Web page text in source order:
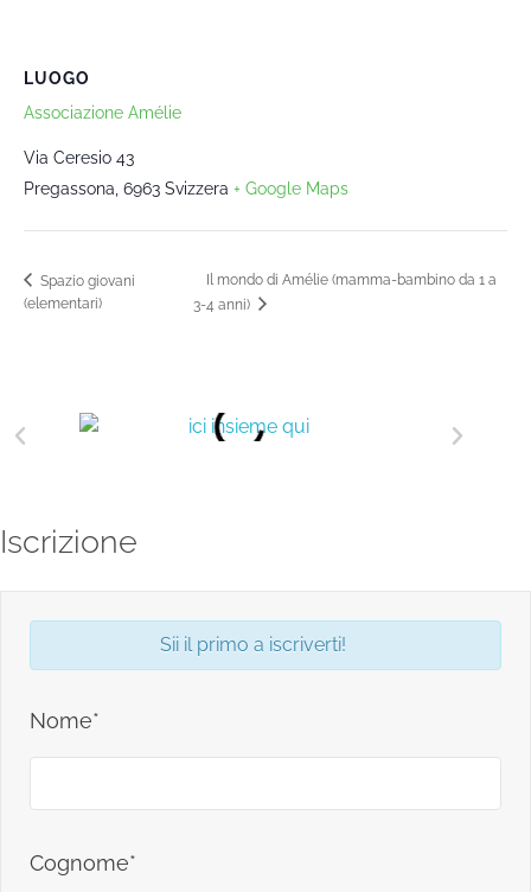
LUOGO
Associazione Amélie
Via Ceresio 43
Pregassona 6963 Svizzera + Google Maps
Spazio giovani
(elementari)
Il mondo di Amélie (mamma-bambino da 1 a
3-4 anni)
Iscrizione
Sii il primo a iscriverti!
Nome*
Cognome*